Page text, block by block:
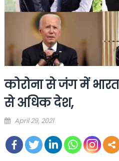
कोरोना से जंग में
से अधिक देश,
Posted
April 29, 2021